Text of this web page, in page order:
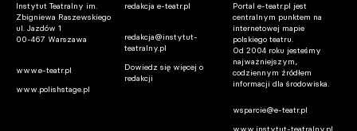
Instytut Teatralny im.
Zbigniewa Raszewskiego
ul. Jazdów 1
00-467 Warszawa
www.e-teatr.pl
www.polishstage.pl
redakcja e-teatr.pl
redakcja@instytut-
teatralny.pl
Dowiedz się więcej o
redakcji
Portal e-teatr.pl jest
centralnym punktem na
internetowej mapie
polskiego teatru.
Od 2004 roku jesteśmy
najważniejszym,
codziennym źródłem
informacji dla środowiska.
wsparcie@e-teatr.pl